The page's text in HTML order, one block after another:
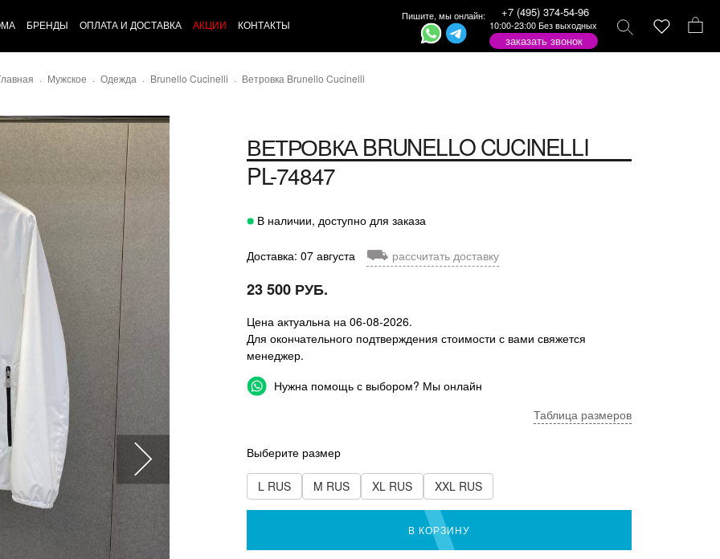
БРЕНДЫ ОПЛАТА И ДОСТАВКА АКЦИИ КОНТАКТЫ
Пишите, мы онлайн: +7 (495) 374-54-96
10:00-23:00 Без выходных
заказать звонок
Мужское Одежда Brunello Cucinelli Ветровка Brunello Cucinelli
ВЕТРОВКА BRUNELLO CUCINELLI
PL-74847
В наличии, доступно для заказа
Доставка: 07 августа ⛟ рассчитать доставку
23 500 РУБ.
Цена актуальна на 06-08-2026.
Для окончательного подтверждения стоимости с вами свяжется
менеджер.
Нужна помощь с выбором? Мы онлайн
Таблица размеров
Выберите размер
L RUS M RUS XL RUS XXL RUS
В КОРЗИНУ